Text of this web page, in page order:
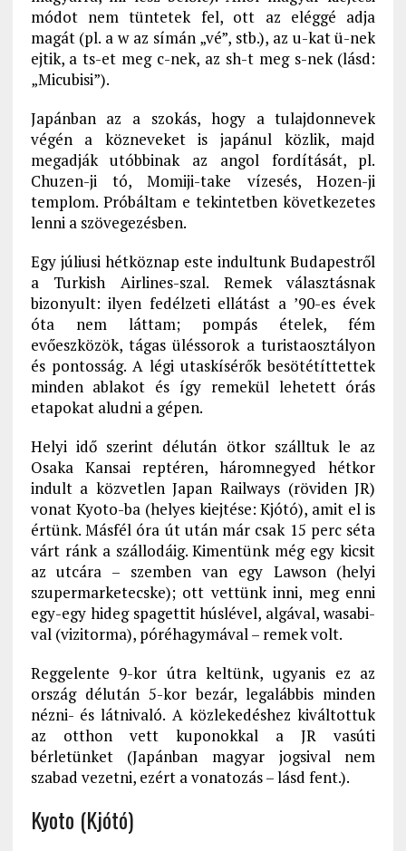
módot nem tüntetek fel, ott az eléggé adja
magát (pl. a w az símán „vé”, stb.), az u-kat ü-nek
ejtik, a ts-et meg c-nek, az sh-t meg s-nek (lásd:
„Micubisi”).
Japánban az a szokás, hogy a tulajdonnevek
végén a közneveket is japánul közlik, majd
megadják utóbbinak az angol fordítását, pl.
Chuzen-ji tó, Momiji-take vízesés, Hozen-ji
templom. Próbáltam e tekintetben következetes
lenni a szövegezésben.
Egy júliusi hétköznap este indultunk Budapestről
a Turkish Airlines-szal. Remek választásnak
bizonyult: ilyen fedélzeti ellátást a ’90-es évek
óta nem láttam; pompás ételek, fém
evőeszközök, tágas üléssorok a turistaosztályon
és pontosság. A légi utaskísérők besötétíttettek
minden ablakot és így remekül lehetett órás
etapokat aludni a gépen.
Helyi idő szerint délután ötkor szálltuk le az
Osaka Kansai reptéren, háromnegyed hétkor
indult a közvetlen Japan Railways (röviden JR)
vonat Kyoto-ba (helyes kiejtése: Kjótó), amit el is
értünk. Másfél óra út után már csak 15 perc séta
várt ránk a szállodáig. Kimentünk még egy kicsit
az utcára – szemben van egy Lawson (helyi
szupermarketecske); ott vettünk inni, meg enni
egy-egy hideg spagettit húslével, algával, wasabi-
val (vizitorma), póréhagymával – remek volt.
Reggelente 9-kor útra keltünk, ugyanis ez az
ország délután 5-kor bezár, legalábbis minden
nézni- és látnivaló. A közlekedéshez kiváltottuk
az otthon vett kuponokkal a JR vasúti
bérletünket (Japánban magyar jogsival nem
szabad vezetni, ezért a vonatozás – lásd fent.).
Kyoto (Kjótó)